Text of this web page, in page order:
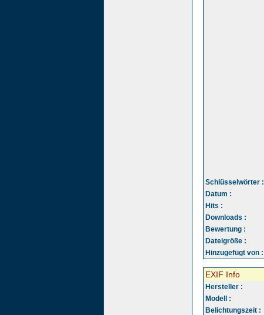
Schlüsselwörter :
Datum :
Hits :
Downloads :
Bewertung :
Dateigröße :
Hinzugefügt von :
EXIF Info
Hersteller :
Modell :
Belichtungszeit :